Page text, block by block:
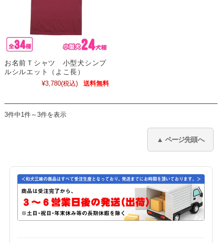
お名前Ｔシャツ 小型犬シンプ
ルシルエット（よこ長）
¥3,780(税込) 送料無料
3件中1件～3件を表示